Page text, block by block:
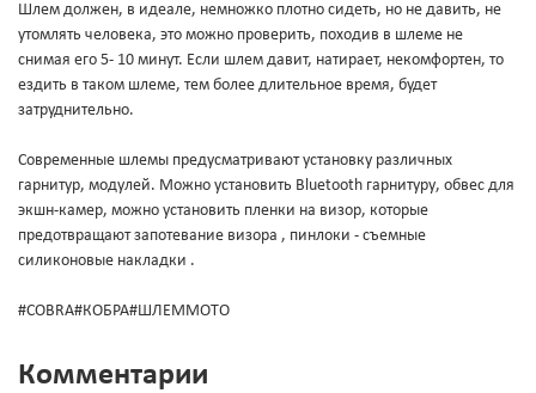
Шлем должен, в идеале, немножко плотно сидеть, но не давить, не
утомлять человека, это можно проверить, походив в шлеме не
снимая его 5- 10 минут. Если шлем давит, натирает, некомфортен, то
ездить в таком шлеме, тем более длительное время, будет
затруднительно.
Современные шлемы предусматривают установку различных
гарнитур, модулей. Можно установить Bluetooth гарнитуру, обвес для
экшн-камер, можно установить пленки на визор, которые
предотвращают запотевание визора , пинлоки - съемные
силиконовые накладки .
#COBRA#КОБРА#ШЛЕММОТО
Комментарии